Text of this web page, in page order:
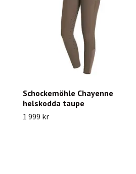
Schockemöhle Chayenne
helskodda taupe
1 999 kr